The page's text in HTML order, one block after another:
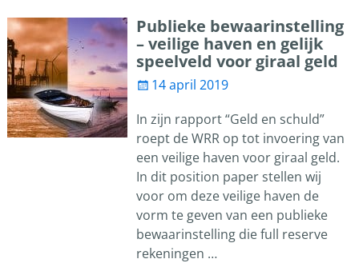
Publieke bewaarinstelling
– veilige haven en gelijk
speelveld voor giraal geld
14 april 2019
In zijn rapport “Geld en schuld”
roept de WRR op tot invoering van
een veilige haven voor giraal geld.
In dit position paper stellen wij
voor om deze veilige haven de
vorm te geven van een publieke
bewaarinstelling die full reserve
rekeningen …